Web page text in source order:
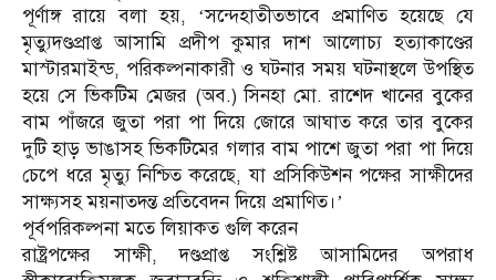
পূর্ণাঙ্গ রায়ে বলা হয়, ‘সন্দেহাতীতভাবে প্রমাণিত হয়েছে যে
মৃত্যুদণ্ডপ্রাপ্ত আসামি প্রদীপ কুমার দাশ আলোচ্য হত্যাকাণ্ডের
মাস্টারমাইন্ড, পরিকল্পনাকারী ও ঘটনার সময় ঘটনাস্থলে উপস্থিত
হয়ে সে ভিকটিম মেজর (অব.) সিনহা মো. রাশেদ খানের বুকের
বাম পাঁজরে জুতা পরা পা দিয়ে জোরে আঘাত করে তার বুকের
দুটি হাড় ভাঙাসহ ভিকটিমের গলার বাম পাশে জুতা পরা পা দিয়ে
চেপে ধরে মৃত্যু নিশ্চিত করেছে, যা প্রসিকিউশন পক্ষের সাক্ষীদের
সাক্ষ্যসহ ময়নাতদন্ত প্রতিবেদন দিয়ে প্রমাণিত।’
পূর্বপরিকল্পনা মতে লিয়াকত গুলি করেন
রাষ্ট্রপক্ষের সাক্ষী, দণ্ডপ্রাপ্ত সংশ্লিষ্ট আসামিদের অপরাধ